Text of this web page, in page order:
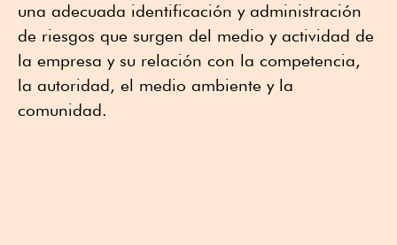
una adecuada identificación y administración
de riesgos que surgen del medio y actividad de
la empresa y su relación con la competencia,
la autoridad, el medio ambiente y la
comunidad.